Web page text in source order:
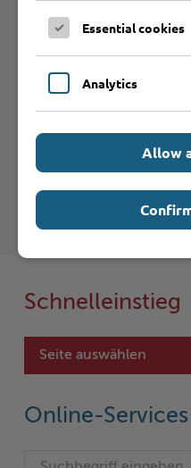
Betrieb anmelden
Hinweise zum
Internet-Seiten
Nutzungsbedingungen.
Schnelleinstieg
Seite auswählen
Online-Services
Essential cookies
Analytics
Allow